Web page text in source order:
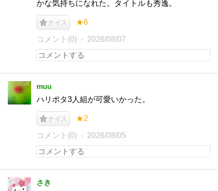
かな気持ちになれた。タイトルも秀逸。
ナイス ★6
コメント(0) 2026/08/07
muu
ハリポタ3人組が可愛いかった。
ナイス ★2
コメント(0) 2026/08/05
さき